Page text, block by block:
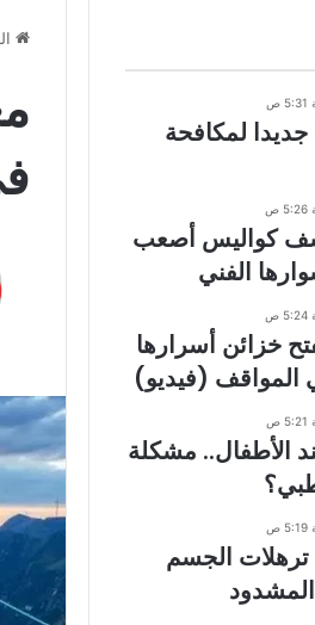
لمكافحة
كواليس أصعب
الفني
خزائن أسرارها
المواقف (فيديو)
الأطفال.. مشكلة
الجسم